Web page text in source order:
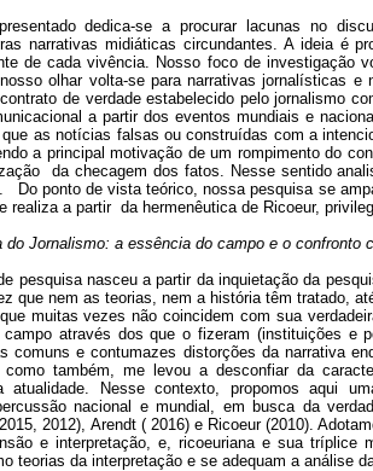
dedica-se a procurar lacunas no
narrativas midiáticas circundantes. A ideia é
de cada vivência. Nosso foco de
olhar volta-se para narrativas jornalísticas
de verdade estabelecido pelo jornalismo
a partir dos eventos mundiais e
as notícias falsas ou construídas com a
a principal motivação de um rompimento do
da checagem dos fatos. Nesse sentido
Do ponto de vista teórico, nossa pesquisa se
realiza a partir da hermenêutica de Ricoeur,
do Jornalismo: a essência do campo e o
pesquisa nasceu a partir da inquietação da
que nem as teorias, nem a história têm tratado,
muitas vezes não coincidem com sua
através dos que o fizeram (instituições e
comuns e contumazes distorções da narrativa
também, me levou a desconfiar da
atualidade. Nesse contexto, propomos aqui
nacional e mundial, em busca da
2012), Arendt ( 2016) e Ricoeur (2010).
e interpretação, e, ricoeuriana e sua
teorias da interpretação e se adequam a análise